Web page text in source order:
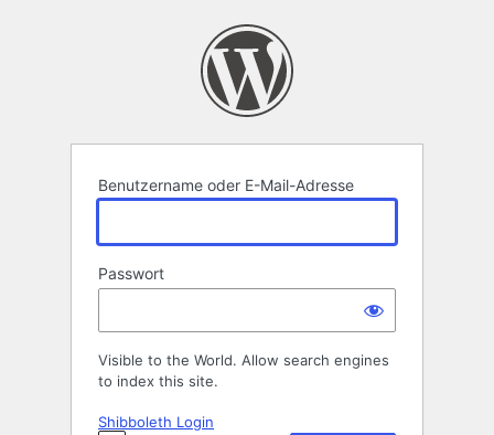
Benutzername oder E-Mail-Adresse
Passwort
Visible to the World. Allow search engines
to index this site.
Shibboleth Login